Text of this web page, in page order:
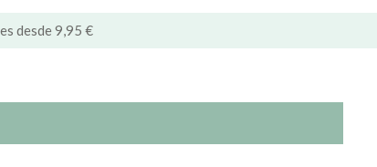
desde 9,95 €